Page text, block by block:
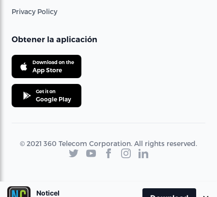
Privacy Policy
Obtener la aplicación
Download on the
App Store
Get it on
Google Play
© 2021 360 Telecom Corporation. All rights reserved.
Noticel